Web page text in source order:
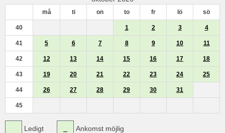
må ti on to fr lö sö
40 1 2 3 4
41 5 6 7 8 9 10 11
42 12 13 14 15 16 17 18
43 19 20 21 22 23 24 25
44 26 27 28 29 30 31
45
Ledigt Ankomst möjlig